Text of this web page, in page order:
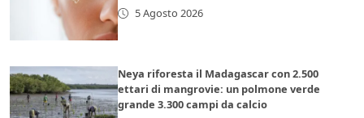
5 Agosto 2026
Neya riforesta il Madagascar con 2.500
ettari di mangrovie: un polmone verde
grande 3.300 campi da calcio